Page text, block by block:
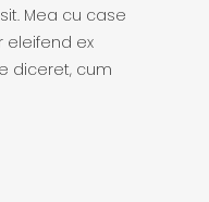
Mea cu case
eleifend ex
diceret, cum